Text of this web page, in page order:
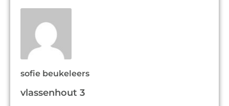
sofie beukeleers
vlassenhout 3